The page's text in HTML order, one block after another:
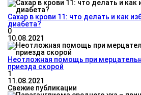
Сахар в крови 11: что делать и как
диабета?
0
10.08.2021
Неотложная помощь при
приезда скорой
1
11.08.2021
Свежие публикации